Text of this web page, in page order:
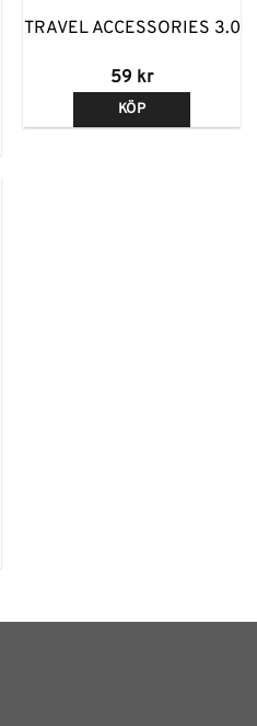
TRAVEL ACCESSORIES 3.0
59 kr
KÖP